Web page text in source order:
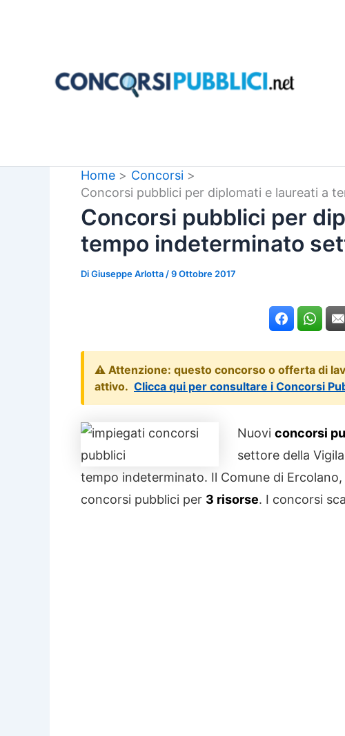
Home
Concorsi
Concorsi pubblici per diplomati e laureati a
Concorsi pubblici per
tempo indeterminato
DiGiuseppe Arlotta /9 Ottobre 2017
⚠️ Attenzione: questo concorso o offerta di
attivo. Clicca qui per consultare i Concorsi
Nuovi concorsi
settore della
tempo indeterminato. Il Comune di
concorsi pubblici per 3 risorse. I concorsi